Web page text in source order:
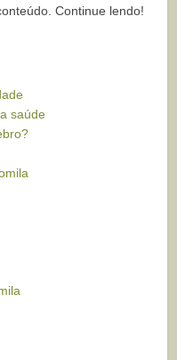
Continue lendo!
saúde